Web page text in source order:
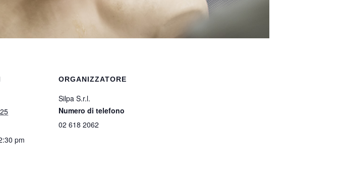
pm
ORGANIZZATORE
Silpa S.r.l.
Numero di telefono
02 618 2062